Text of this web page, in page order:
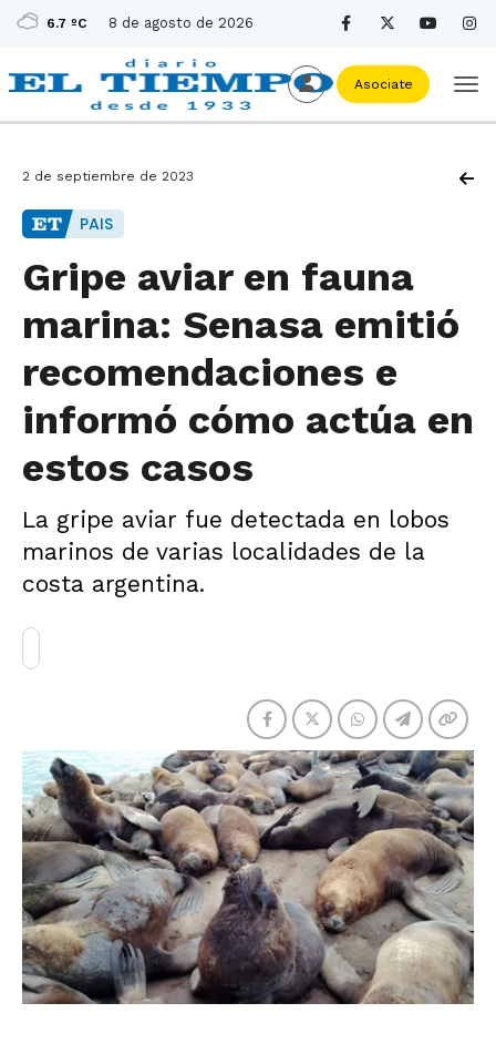
6.7 ºC 8 de agosto de 2026
Asociate
2 de septiembre de 2023
PAIS
Gripe aviar en fauna
marina: Senasa emitió
recomendaciones e
informó cómo actúa en
estos casos
La gripe aviar fue detectada en lobos
marinos de varias localidades de la
costa argentina.